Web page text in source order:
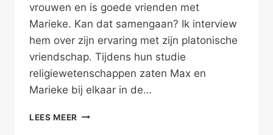
vrouwen en is goede vrienden met
Marieke. Kan dat samengaan? Ik interview
hem over zijn ervaring met zijn platonische
vriendschap. Tijdens hun studie
religiewetenschappen zaten Max en
Marieke bij elkaar in de…
LEES MEER VRIENDEN